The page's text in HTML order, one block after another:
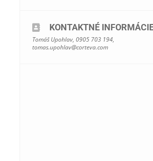
KONTAKTNÉ
Tomáš Upohlav, 0905 703 194,
tomas.upohlav@corteva.com